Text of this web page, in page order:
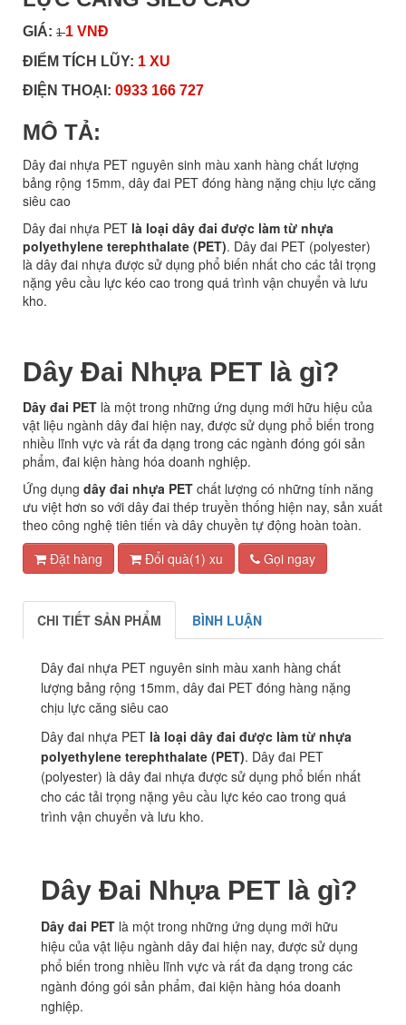
GIÁ: 11 VNĐ
ĐIỂM TÍCH LŨY: 1 XU
ĐIỆN THOẠI: 0933 166 727
MÔ TẢ:
Dây đai nhựa PET nguyên sinh màu xanh hàng chất lượng
bảng rộng 15mm, dây đai PET đóng hàng nặng chịu lực căng
siêu cao
Dây đai nhựa PET là loại dây đai được làm từ nhựa
polyethylene terephthalate (PET). Dây đai PET (polyester)
là dây đai nhựa được sử dụng phổ biến nhất cho các tải trọng
nặng yêu cầu lực kéo cao trong quá trình vận chuyển và lưu
kho.
Dây Đai Nhựa PET là gì?
Dây đai PET là một trong những ứng dụng mới hữu hiệu của
vật liệu ngành dây đai hiện nay, được sử dụng phổ biến trong
nhiều lĩnh vực và rất đa dạng trong các ngành đóng gói sản
phẩm, đai kiện hàng hóa doanh nghiệp.
Ứng dụng dây đai nhựa PET chất lượng có những tính năng
ưu việt hơn so với dây đai thép truyền thống hiện nay, sản xuất
theo công nghệ tiên tiến và dây chuyền tự động hoàn toàn.
Đặt hàng
Đổi quà(1) xu Gọi ngay
CHI TIẾT SẢN PHẨM BÌNH LUẬN
Dây đai nhựa PET nguyên sinh màu xanh hàng chất
lượng bảng rộng 15mm, dây đai PET đóng hàng nặng
chịu lực căng siêu cao
Dây đai nhựa PET là loại dây đai được làm từ nhựa
polyethylene terephthalate (PET). Dây đai PET
(polyester) là dây đai nhựa được sử dụng phổ biến nhất
cho các tải trọng nặng yêu cầu lực kéo cao trong quá
trình vận chuyển và lưu kho.
Dây Đai Nhựa PET là gì?
Dây đai PET là một trong những ứng dụng mới hữu
hiệu của vật liệu ngành dây đai hiện nay, được sử dụng
phổ biến trong nhiều lĩnh vực và rất đa dạng trong các
ngành đóng gói sản phẩm, đai kiện hàng hóa doanh
nghiệp.